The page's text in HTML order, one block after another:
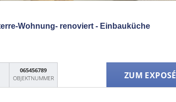
Wohnung- renoviert - Einbauküche
065456789
OBJEKTNUMMER
ZUM EXPOSÉ